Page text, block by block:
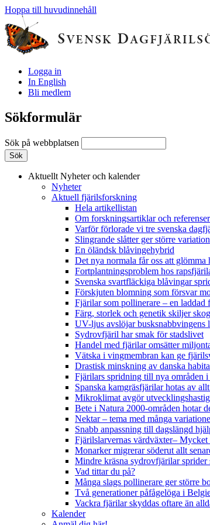
Hoppa till huvudinnehåll
Logga in
In English
Bli medlem
Sökformulär
Sök på webbplatsen
Aktuellt Nyheter och kalender
Nyheter
Aktuell fjärilsforskning
Hela artikellistan
Om forskningsartiklar och referenser
Varför förlorade vi tre svenska
Slingrande slåtter ger större variation
En öländsk blåvingehybrid
Det nya normala får oss att glömma
Fortplantningsproblem hos
Svenska svartfläckiga blåvingar
Förskjuten blomning som försvar
Fjärilar som pollinerare – en laddad
Färg, storlek och genetik skiljer
UV-ljus avslöjar busksnabbvingens
Sydrovfjäril har smak för stadslivet
Handel med fjärilar omsätter
Vätska i vingmembran kan ge
Drastisk minskning av danska
Fjärilars spridning till nya områden
Spanska kamgräsfjärilar hotas av
Mikroklimat avgör
Bete i Natura 2000-områden hotar
Nektar – tema med många
Snabb anpassning till dagslängd
Fjärilslarvernas värdväxter–
Monarker migrerar söderut allt
Mindre kräsna sydrovfjärilar sprider
Vad tittar du på?
Många slags pollinerare ger större
Två generationer påfågelöga i
Vackra fjärilar skyddas oftare än
Kalender